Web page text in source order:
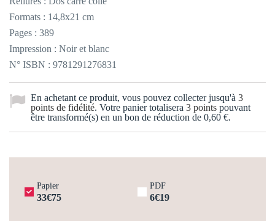
Formats : 14,8x21 cm
Pages : 389
Impression : Noir et blanc
N° ISBN : 9781291276831
En achetant ce produit, vous pouvez collecter jusqu'à 3
points de fidélité. Votre panier totalisera 3 points pouvant
être transformé(s) en un bon de réduction de 0,60 €.
Papier
33€75
PDF
6€19